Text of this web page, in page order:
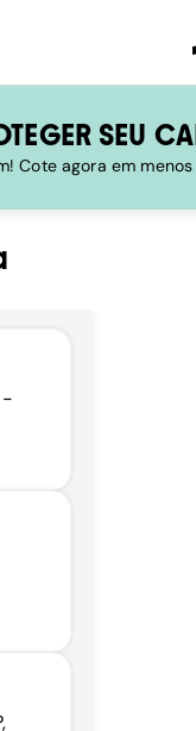
SEU
Cote agora em
-